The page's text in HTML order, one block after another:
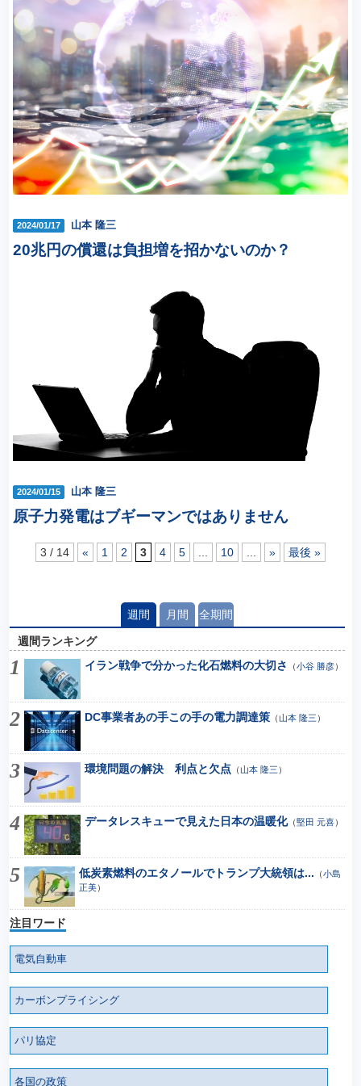
2024/01/17 山本 隆三
20兆円の償還は負担増を招かないのか？
2024/01/15 山本 隆三
原子力発電はブギーマンではありません
3 / 14 « 1 2 3 4 5 10 » 最後 »
週間 月間 全期間
週間ランキング
イラン戦争で分かった化石燃料の大切さ
（小谷 勝彦）
DC事業者あの手この手の電力調達策（山本 隆三 ）
環境問題の解決 利点と欠点 （山本 隆三 ）
データレスキューで見えた日本の温暖化（堅田 元喜）
低炭素燃料のエタノールでトランプ大統領は... （小島
正美）
注目ワード
電気自動車
カーボンプライシング
パリ協定
各国の政策